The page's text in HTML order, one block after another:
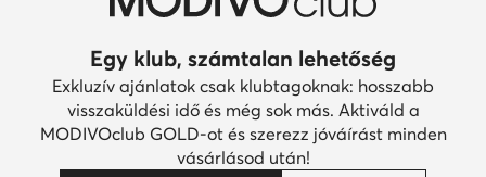
Egy klub, számtalan lehetőség
Exkluzív ajánlatok csak klubtagoknak: hosszabb
visszaküldési idő és még sok más. Aktiváld a
MODIVOclub GOLD-ot és szerezz jóváírást minden
vásárlásod után!